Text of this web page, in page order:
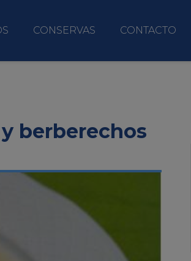
CONSERVAS CONTACTO
berberechos